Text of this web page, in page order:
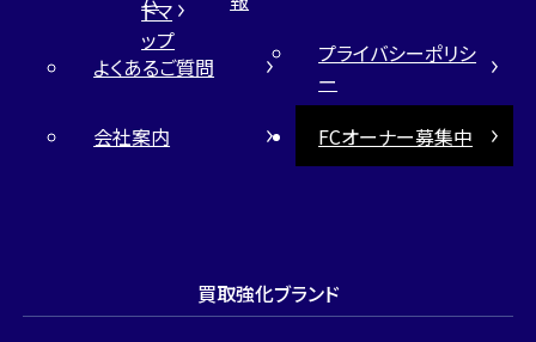
トマ
ップ
よくあるご質問
プライバシーポリシ
ー
会社案内
FCオーナー募集中
買取強化ブランド